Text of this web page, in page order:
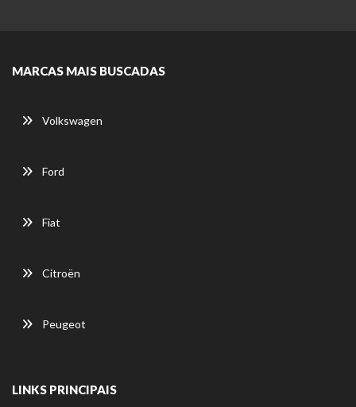
MARCAS MAIS BUSCADAS
Volkswagen
Ford
Fiat
Citroën
Peugeot
LINKS PRINCIPAIS